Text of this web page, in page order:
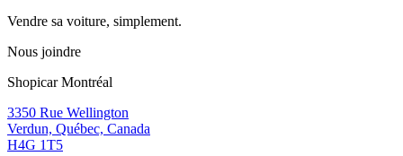
Vendre sa voiture, simplement.
Nous joindre
Shopicar Montréal
3350 Rue Wellington
Verdun, Québec, Canada
H4G 1T5